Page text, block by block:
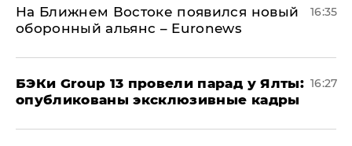
На Ближнем Востоке появился новый
оборонный альянс – Euronews
16:35
​БЭКи Group 13 провели парад у Ялты:
опубликованы эксклюзивные кадры
16:27